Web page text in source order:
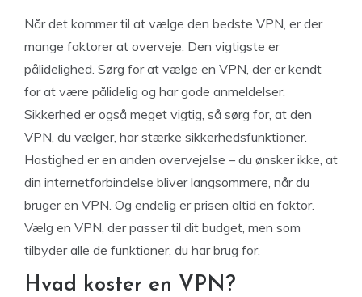
Når det kommer til at vælge den bedste VPN, er der
mange faktorer at overveje. Den vigtigste er
pålidelighed. Sørg for at vælge en VPN, der er kendt
for at være pålidelig og har gode anmeldelser.
Sikkerhed er også meget vigtig, så sørg for, at den
VPN, du vælger, har stærke sikkerhedsfunktioner.
Hastighed er en anden overvejelse – du ønsker ikke, at
din internetforbindelse bliver langsommere, når du
bruger en VPN. Og endelig er prisen altid en faktor.
Vælg en VPN, der passer til dit budget, men som
tilbyder alle de funktioner, du har brug for.
Hvad koster en VPN?